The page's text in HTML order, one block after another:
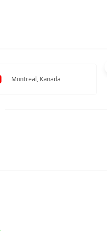
Montreal, Kanada